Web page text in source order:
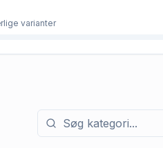
varianter
Søg efter kategori med